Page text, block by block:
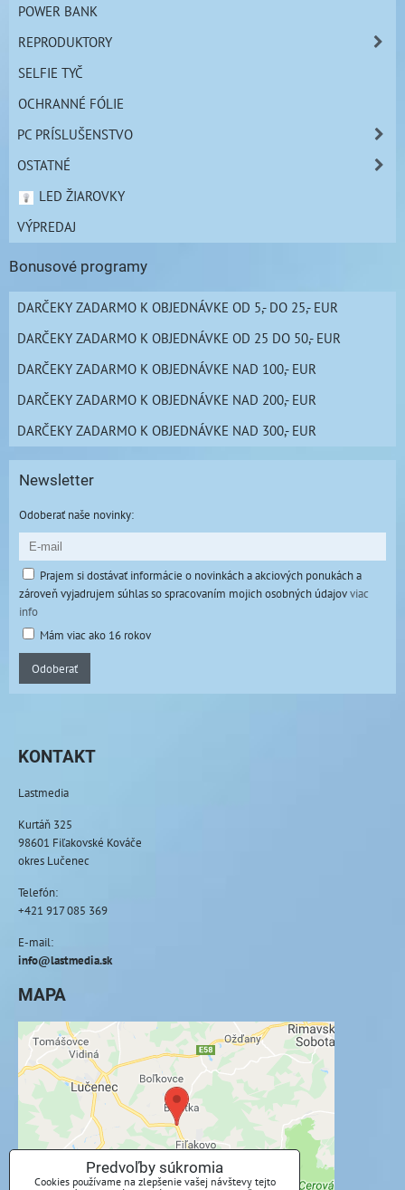
POWER BANK
REPRODUKTORY
SELFIE TYČ
OCHRANNÉ FÓLIE
PC PRÍSLUŠENSTVO
OSTATNÉ
LED ŽIAROVKY
VÝPREDAJ
Bonusové programy
DARČEKY ZADARMO K OBJEDNÁVKE OD 5,- DO 25,- EUR
DARČEKY ZADARMO K OBJEDNÁVKE OD 25 DO 50,- EUR
DARČEKY ZADARMO K OBJEDNÁVKE NAD 100,- EUR
DARČEKY ZADARMO K OBJEDNÁVKE NAD 200,- EUR
DARČEKY ZADARMO K OBJEDNÁVKE NAD 300,- EUR
Newsletter
Odoberať naše novinky:
Prajem si dostávať informácie o novinkách a akciových ponukách a
zároveň vyjadrujem súhlas so spracovaním mojich osobných údajovviac
info
Mám viac ako 16 rokov
Odoberať
KONTAKT
Lastmedia
Kurtáň 325
98601 Fiľakovské Kováče
okres Lučenec
Telefón:
+421 917 085 369
E-mail:
info@lastmedia.sk
MAPA
Externý obsah je blokovaný Voľbami
súkromia
Prajete si načítať externý obsah?
Povoliť tentokrát
Predvoľby súkromia
Cookies používame na zlepšenie vašej návštevy tejto